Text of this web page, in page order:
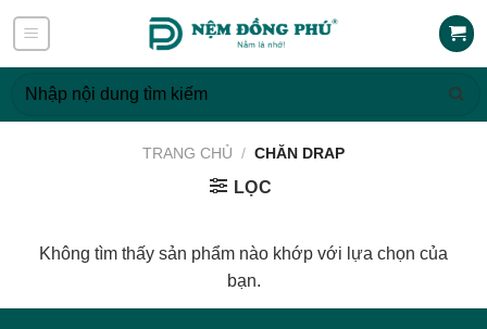
Skip
content
kiếm:
TRANG CHỦ / CHĂN DRAP
LỌC
Không tìm thấy sản phẩm nào khớp với lựa chọn của
bạn.